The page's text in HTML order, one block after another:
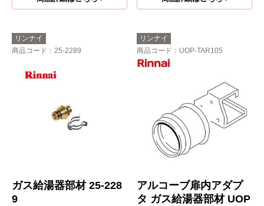
リンナイ
商品コード ：25-2289
ガス給湯器部材 25-228
9
リンナイ
商品コード ：UOP-TAR105
アルコーブ扉内アダプ
タ ガス給湯器部材 UOP